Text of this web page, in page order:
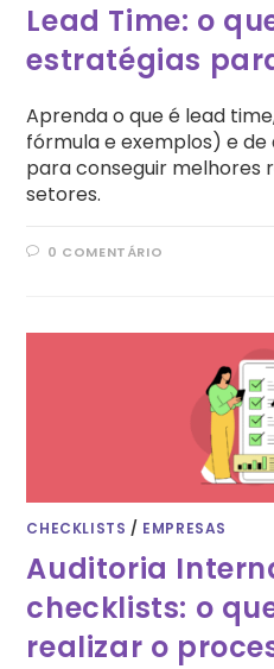
Lead Time: o
estratégias
Aprenda o que é lead
fórmula e exemplos) e
para conseguir melhores
setores.
0 COMENTÁRIO
CHECKLISTS / EMPRESAS
Auditoria
checklists: o
realizar o